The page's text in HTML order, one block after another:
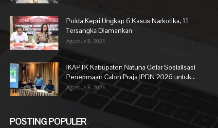
Polda Kepri Ungkap 6 Kasus Narkotika, 11
Tersangka Diamankan
Agustus 8, 2026
IKAPTK Kabupaten Natuna Gelar Sosialisasi
Penerimaan Calon Praja IPDN 2026 untuk...
Agustus 8, 2026
POSTING POPULER